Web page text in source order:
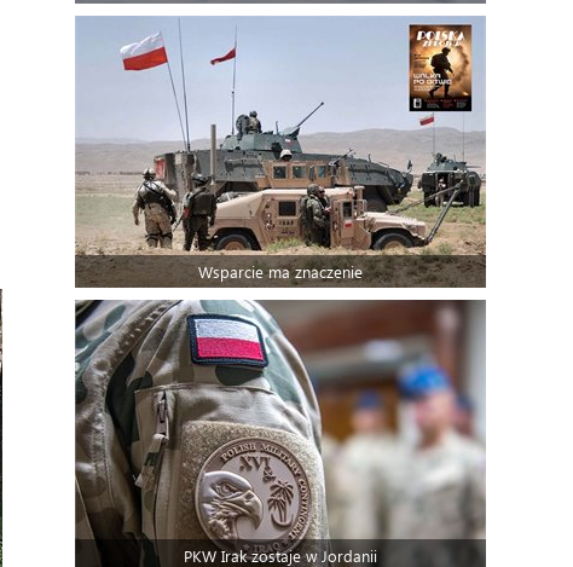
Wsparcie ma znaczenie
PKW Irak zostaje w Jordanii